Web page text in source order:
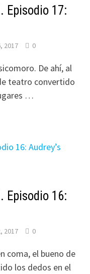
Episodio 17:
2017 0
De ahí, al
teatro convertido
…
Episodio 16:
2017 0
coma, el bueno de
los dedos en el